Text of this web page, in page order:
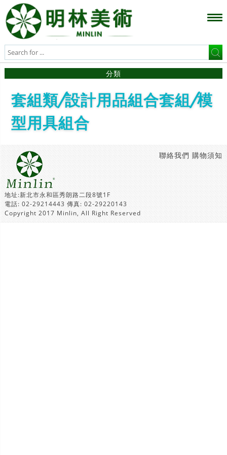
分類
套組類/設計用品組合套組/模
型用具組合
購物須知
聯絡我們
地址:新北市永和區秀朗路二段8號1F
電話: 02-29214443 傳真: 02-29220143
Copyright 2017 Minlin, All Right Reserved